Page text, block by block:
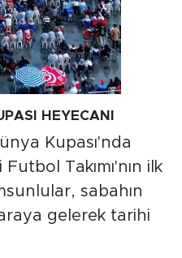
HEYECANI
Kupası'nda
Takımı'nın ilk
sabahın
gelerek tarihi